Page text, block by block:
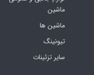
ماشین
ماشین ها
تیونینگ
سایر تزئینات